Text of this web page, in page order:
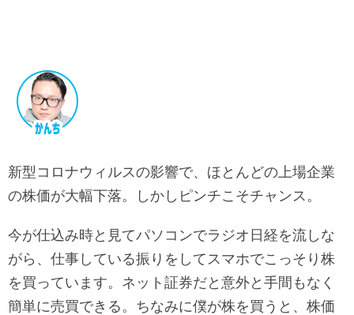
新型コロナウィルスの影響で、ほとんどの上場企業
の株価が大幅下落。しかしピンチこそチャンス。
今が仕込み時と見てパソコンでラジオ日経を流しな
がら、仕事している振りをしてスマホでこっそり株
を買っています。ネット証券だと意外と手間もなく
簡単に売買できる。ちなみに僕が株を買うと、株価